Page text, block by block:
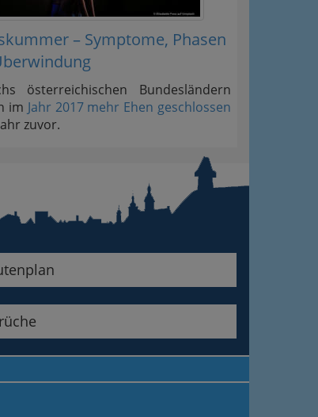
– Symptome, Phasen
österreichischen Bundesländern
im Jahr 2017 mehr Ehen geschlossen
zuvor.